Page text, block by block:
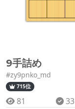
9手詰め
#zy9pnko_md
715位
81 33